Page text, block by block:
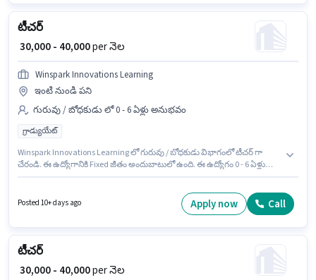
టీచర్
₹ 30,000 - 40,000per నెల
Winspark Innovations Learning
ఇంటి నుండి పని
గురువు / బోధకుడు లో 0 - 6 ఏళ్లు అనుభవం
గ్రాడ్యుయేట్
Winspark Innovations Learning లో గురువు / బోధకుడు విభాగంలో టీచర్ గా
చేరండి. ఈ ఉద్యోగానికి Fixed జీతం అందుబాటులో ఉంది. ఈ ఉద్యోగం 0 - 6 ఏళ్లు
సర్టిఫికెట్ కలిగి ఉండాలి.
Posted 10+ days ago Apply now Call
టీచర్
₹ 30,000 - 40,000per నెల